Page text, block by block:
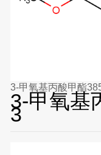
3-甲氧基丙酸甲酯
3-甲氧基
3